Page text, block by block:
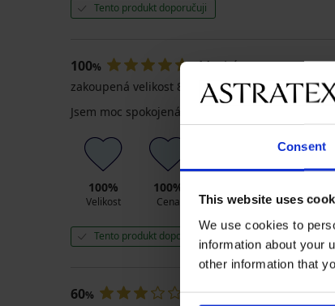
Consent
This website uses
We use cookies to
information about your
other information that
Tento produkt doporučuji
100% Markéta 03. 08. 2026
zakoupená velikost 80/B
Jsem moc spokojená, podprsenka sedí krásně, je
100%
Velikost
100%
Cena Kvalita Barva
Tento produkt doporučuji
60% Alice 03. 08. 2026